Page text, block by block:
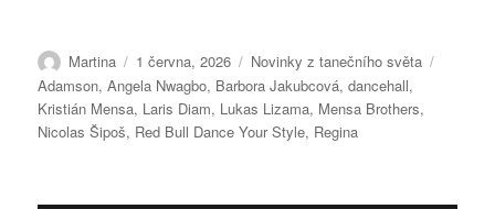
Autor:
Martina Publikováno:
1 června, 2026 Rubriky:
Novinky z tanečního světa
Adamson,Angela Nwagbo, Barbora Jakubcová,dancehall,
Kristián Mensa, Laris Diam, Lukas Lizama, Mensa Brothers,
Nicolas Šipoš, Red Bull Dance Your Style, Regina